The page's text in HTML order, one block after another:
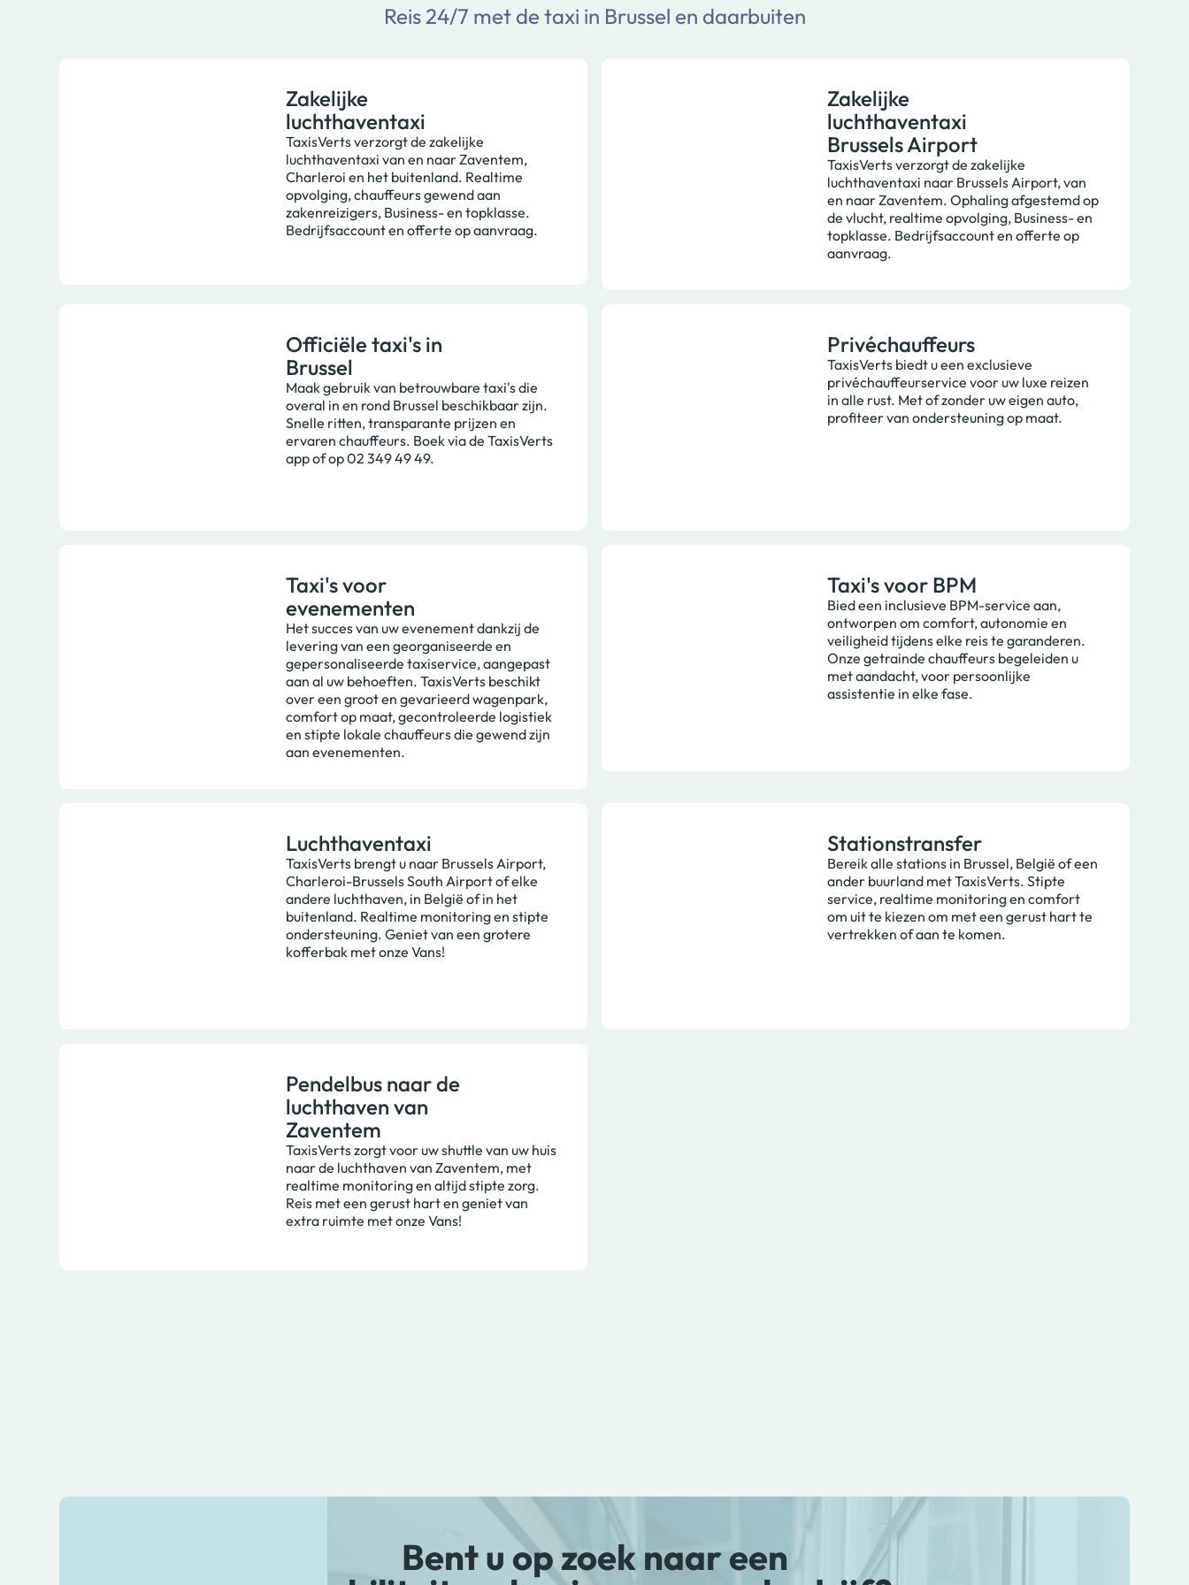
Reis 24/7 met de taxi in Brussel en daarbuiten
Zakelijke
luchthaventaxi
TaxisVerts verzorgt de zakelijke
luchthaventaxi van en naar Zaventem,
Charleroi en het buitenland. Realtime
opvolging, chauffeurs gewend aan
zakenreizigers, Business- en topklasse.
Bedrijfsaccount en offerte op aanvraag.
Zakelijke
luchthaventaxi
Brussels Airport
TaxisVerts verzorgt de zakelijke
luchthaventaxi naar Brussels Airport, van
en naar Zaventem. Ophaling afgestemd op
de vlucht, realtime opvolging, Business- en
topklasse. Bedrijfsaccount en offerte op
aanvraag.
Officiële taxi's in
Brussel
Maak gebruik van betrouwbare taxi's die
overal in en rond Brussel beschikbaar zijn.
Snelle ritten, transparante prijzen en
ervaren chauffeurs. Boek via de TaxisVerts
app of op 02 349 49 49.
Privéchauffeurs
TaxisVerts biedt u een exclusieve
privéchauffeurservice voor uw luxe reizen
in alle rust. Met of zonder uw eigen auto,
profiteer van ondersteuning op maat.
Taxi's voor
evenementen
Het succes van uw evenement dankzij de
levering van een georganiseerde en
gepersonaliseerde taxiservice, aangepast
aan al uw behoeften. TaxisVerts beschikt
over een groot en gevarieerd wagenpark,
comfort op maat, gecontroleerde logistiek
en stipte lokale chauffeurs die gewend zijn
aan evenementen.
Taxi's voor BPM
Bied een inclusieve BPM-service aan,
ontworpen om comfort, autonomie en
veiligheid tijdens elke reis te garanderen.
Onze getrainde chauffeurs begeleiden u
met aandacht, voor persoonlijke
assistentie in elke fase.
Luchthaventaxi
TaxisVerts brengt u naar Brussels Airport,
Charleroi-Brussels South Airport of elke
andere luchthaven, in België of in het
buitenland. Realtime monitoring en stipte
ondersteuning. Geniet van een grotere
kofferbak met onze Vans!
Stationstransfer
Bereik alle stations in Brussel, België of een
ander buurland met TaxisVerts. Stipte
service, realtime monitoring en comfort
om uit te kiezen om met een gerust hart te
vertrekken of aan te komen.
Pendelbus naar de
luchthaven van
Zaventem
TaxisVerts zorgt voor uw shuttle van uw huis
naar de luchthaven van Zaventem, met
realtime monitoring en altijd stipte zorg.
Reis met een gerust hart en geniet van
extra ruimte met onze Vans!
Bent u op zoek naar een